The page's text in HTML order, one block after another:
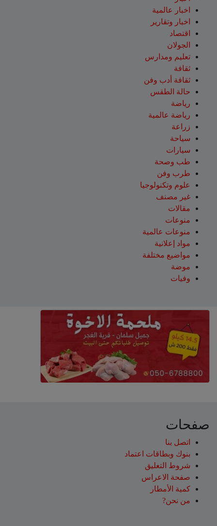
اخبار عالمية
اخبار وتقارير
اقتصاد
الجولان
تعليم ومدارس
ثقافة
ثقافة أدب وفن
حالة الطقس
رياضة
رياضة عالمية
زراعة
سياحة
سيارات
طب وصحة
طرب وفن
علوم وتكنولوجيا
غير مصنف
مقالات
منوعات
منوعات عالمية
مواد إعلانية
مواضيع مختلفة
موضة
وفيات
صفحات
اتصل بنا
بنوك وبطاقات اعتماد
شروط التعليق‎
صفحة الاعراس
كمية الأمطار
من نحن?